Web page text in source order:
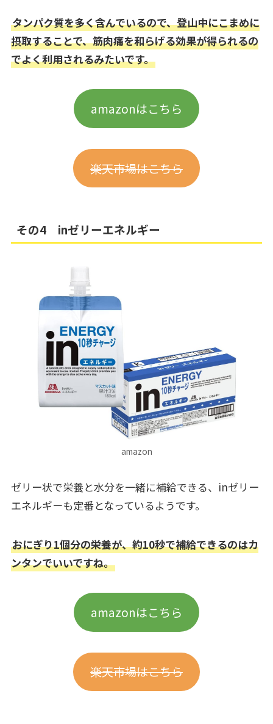
タンパク質を多く含んでいるので、登山中にこまめに
摂取することで、筋肉痛を和らげる効果が得られるの
でよく利用されるみたいです。
amazonはこちら
楽天市場はこちら
その4 inゼリーエネルギー
amazon
ゼリー状で栄養と水分を一緒に補給できる、inゼリー
エネルギーも定番となっているようです。
おにぎり1個分の栄養が、約10秒で補給できるのはカ
ンタンでいいですね。
amazonはこちら
楽天市場はこちら